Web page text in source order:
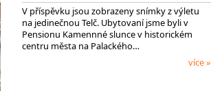
V příspěvku jsou zobrazeny snímky z výletu
na jedinečnou Telč. Ubytovaní jsme byli v
Pensionu Kamennné slunce v historickém
centru města na Palackého…
více »